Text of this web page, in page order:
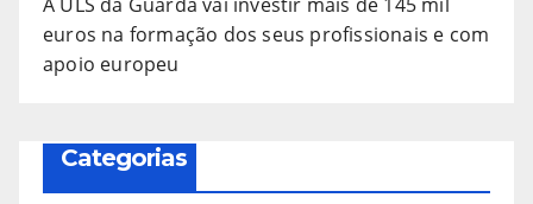
euros na formação dos seus profissionais e com
apoio europeu
Categorias